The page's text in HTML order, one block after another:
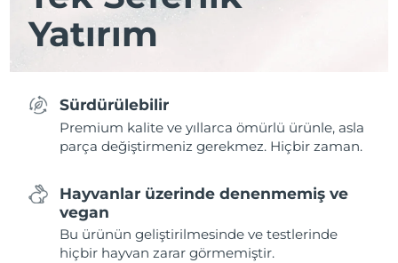
Yatırım
Sürdürülebilir
Premium kalite ve yıllarca ömürlü ürünle, asla
parça değiştirmeniz gerekmez. Hiçbir zaman.
Hayvanlar üzerinde denenmemiş ve
vegan
Bu ürünün geliştirilmesinde ve testlerinde
hiçbir hayvan zarar görmemiştir.